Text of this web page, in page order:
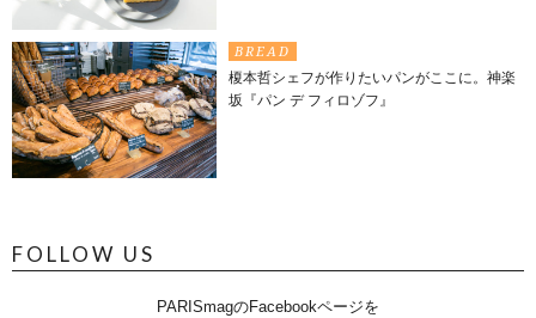
BREAD
榎本哲シェフが作りたいパンがここに。神楽
坂『パン デ フィロゾフ』
FOLLOW US
PARISmagのFacebookページを